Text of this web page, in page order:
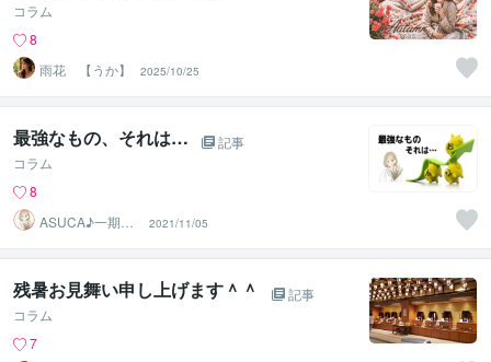
コラム
8
雨花 【うか】
2025/10/25
最強なもの、それは…
記事
コラム
8
ASUCA♪一期一
2021/11/05
残暑お見舞い申し上げます＾＾
記事
コラム
7